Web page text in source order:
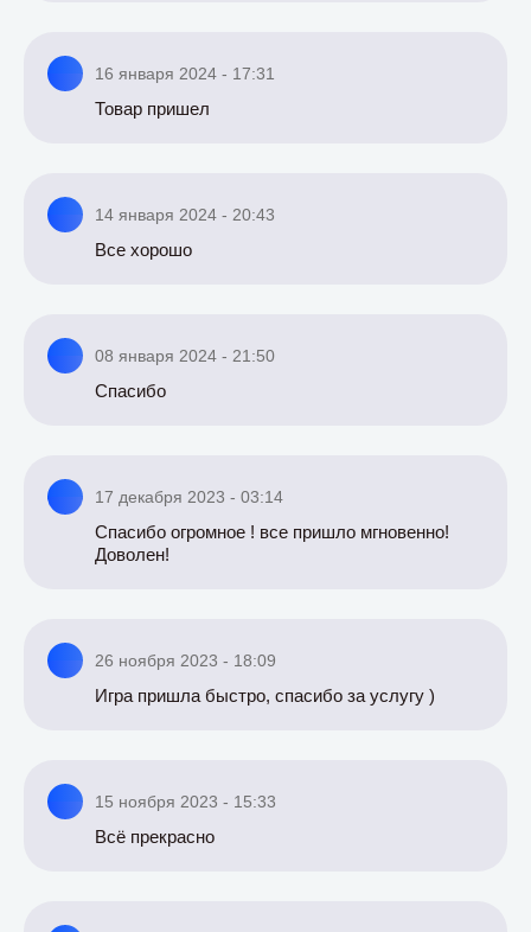
16 января 2024 - 17:31
Товар пришел
14 января 2024 - 20:43
Все хорошо
08 января 2024 - 21:50
Спасибо
17 декабря 2023 - 03:14
Спасибо огромное ! все пришло мгновенно!
Доволен!
26 ноября 2023 - 18:09
Игра пришла быстро, спасибо за услугу )
15 ноября 2023 - 15:33
Всё прекрасно